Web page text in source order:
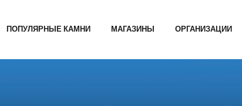
ПОПУЛЯРНЫЕ КАМНИ МАГАЗИНЫ ОРГАНИЗАЦИИ